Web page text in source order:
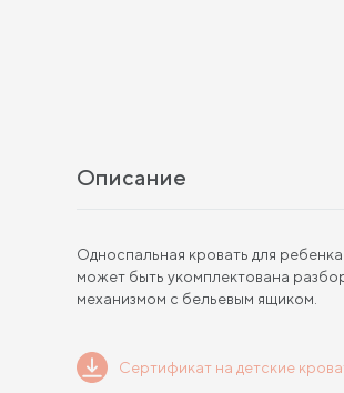
Описание
Односпальная кровать для
может быть укомплектована
механизмом с бельевым ящиком.
Сертификат на детские